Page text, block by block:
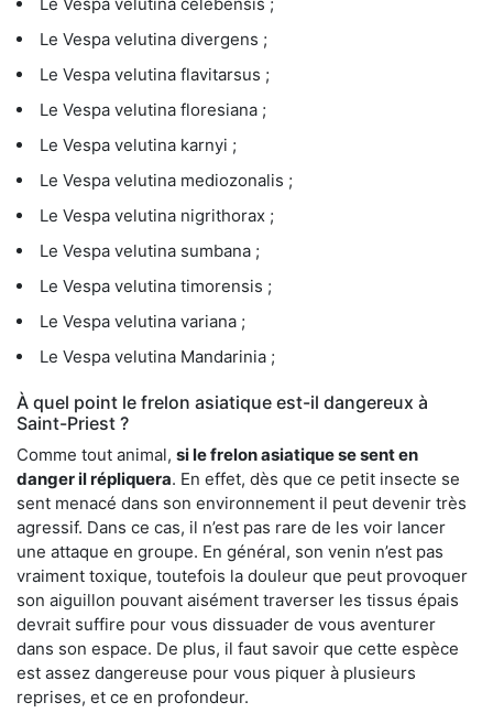
Le Vespa velutina divergens ;
Le Vespa velutina flavitarsus ;
Le Vespa velutina floresiana ;
Le Vespa velutina karnyi ;
Le Vespa velutina mediozonalis ;
Le Vespa velutina nigrithorax ;
Le Vespa velutina sumbana ;
Le Vespa velutina timorensis ;
Le Vespa velutina variana ;
Le Vespa velutina Mandarinia ;
À quel point le frelon asiatique est-il dangereux à
Saint-Priest ?
Comme tout animal, si le frelon asiatique se sent en
danger il répliquera. En effet, dès que ce petit insecte se
sent menacé dans son environnement il peut devenir très
agressif. Dans ce cas, il n’est pas rare de les voir lancer
une attaque en groupe. En général, son venin n’est pas
vraiment toxique, toutefois la douleur que peut provoquer
son aiguillon pouvant aisément traverser les tissus épais
devrait suffire pour vous dissuader de vous aventurer
dans son espace. De plus, il faut savoir que cette espèce
est assez dangereuse pour vous piquer à plusieurs
reprises, et ce en profondeur.